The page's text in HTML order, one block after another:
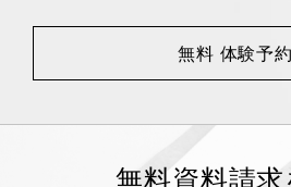
無料 体験予約
無料資料請